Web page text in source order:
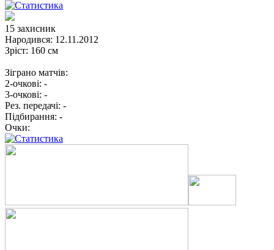
15 захисник
Народився: 12.11.2012
Зріст: 160 см
Зіграно матчів:
2-очкові: -
3-очкові: -
Рез. передачі: -
Підбирання: -
Очки: